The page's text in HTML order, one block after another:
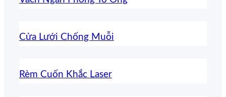
Cửa Lưới Chống Muỗi
Rèm Cuốn Khắc Laser